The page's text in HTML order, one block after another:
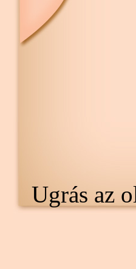
Ugrás az